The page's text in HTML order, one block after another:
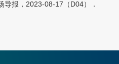
导报，2023-08-17（D04）．